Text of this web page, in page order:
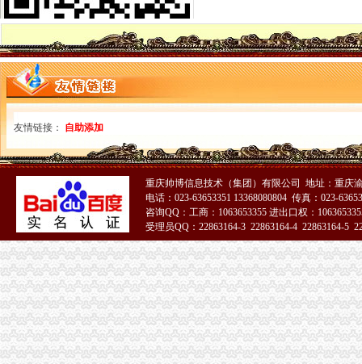
广东：粤港澳商事登记＂银政通＂正式落地开办企业时间大幅缩短_新
渝北区当铺典当行办理消防申报【今日推荐网重庆安全防护】
中新城上城上城国际写字楼出租,袁家岗轻轨车站中新城上城,237平
饭店的经营范围怎么写-教育频道-3721健康知识网
老板拖欠工资,没有营业执照,劳动局不管,应该怎么办？-律师365
开一家饮食店要办的手续-地纬商机熟食店加盟网
内地居民往来港澳通行证审批服务指南_信息公开
长安路工程勘察招标公告
渝中区办执照
1029__重庆公司执照代办|重庆公司注册代办_重庆齐齐会计代账公司
重庆工商登记制度象：申办者钱不够要借高利贷-国内-微客网
1029_重庆代理记账,重庆企业执照代办,代办各类资质证_重庆代理
洋快餐品牌开一家小吃加盟店要办什么手续-郑5美0z的空间-搜狐博客
卫生执照公司_卫生执照厂家_公司页-阿里巴巴
重庆办公专员招聘|重庆办公专员职位信息汇总|办公专员重庆招聘分类-
1029__重庆公司执照代办|重庆公司注册代办_重庆齐齐会计代账公司
成都女子做祛斑手术一周后发红起痘(图)_时尚滚动_南方网
商贩在旺内加入福马林两年卖700余吨[图]_中国网
重庆批微型企业执照月底发放-中网资讯中心
食品安全再响钟福尔马林制作旺_今日头条_盛生网
重庆作坊产大量福尔马林旺两年卖700吨_今日惠州网
友情链接： 自助添加
重庆帅博信息技术（集团）有限公司 地址：重庆
电话：023-63653351 13368080804 传真：023-
咨询QQ：工商：1063653355 进出口权：
受理员QQ：22863164-3 22863164-4 22863164-5